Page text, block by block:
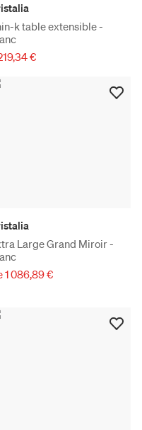
k table extensible -
€
Large Grand Miroir -
1 086,89 €